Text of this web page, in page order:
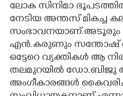
ലോക സിനിമാ
നേടിയ അന്തസ് മികച്ച
സംഭാവനയാണ്.അടൂരും
എൻ.കരുണും സന്തോഷ്
ഒട്ടേറെ വ്യക്തികൾ ആ
തലമുറയിൽ ഡോ.ബിജു
അംഗീകാരങ്ങൾ